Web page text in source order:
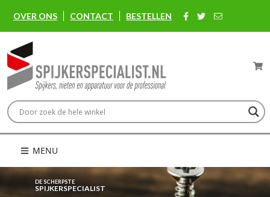
OVER ONS CONTACT BESTELLEN
MENU
DE SCHERPSTE
SPIJKERSPECIALIST